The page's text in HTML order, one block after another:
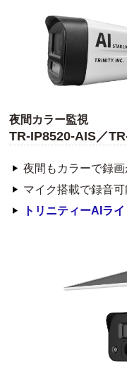
夜間カラー監視
TR-IP8520-AIS／
夜間もカラーで録
マイク搭載で録音可
トリニティーAIライ